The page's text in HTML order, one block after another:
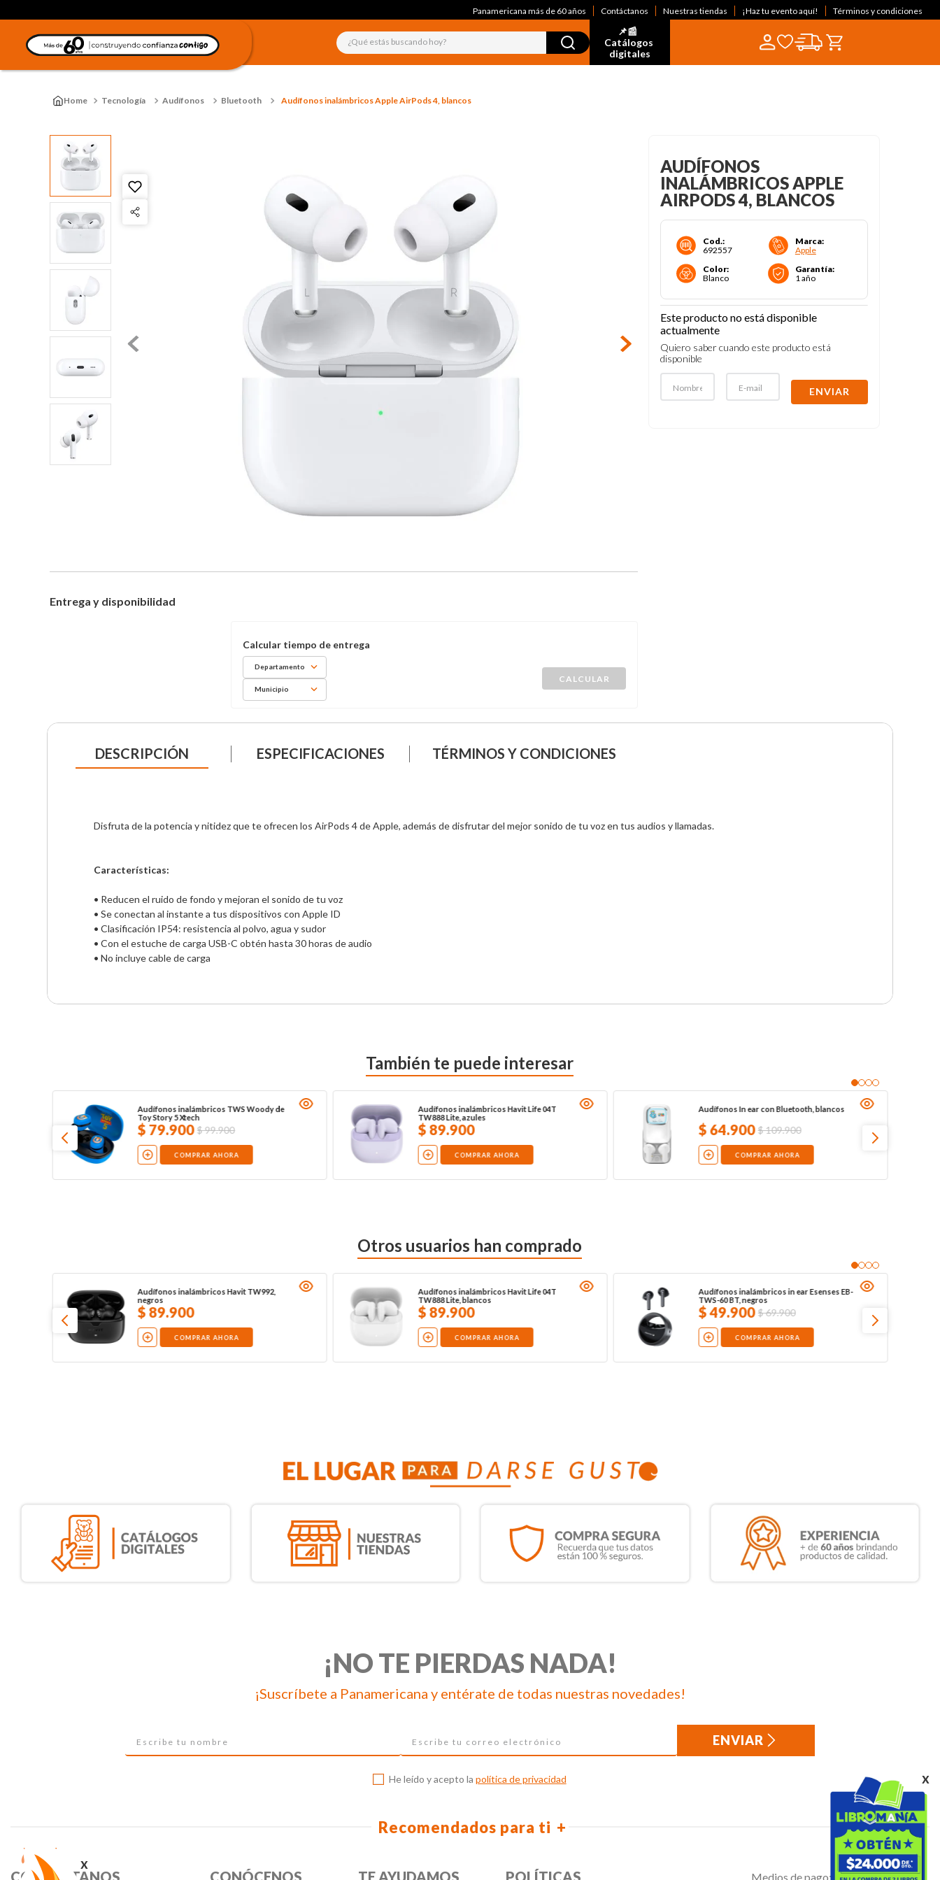
x
x
Panamericana más de 60 años Contáctanos Nuestras tiendas ¡Haz tu evento aquí! Términos y condiciones
¿Qué estás buscando hoy?
📌📰
Catálogos
digitales
Tecnología Audífonos Bluetooth Audífonos inalámbricos Apple AirPods 4, blancos
Entrega y disponibilidad
Departamento
Municipio
AUDÍFONOS
INALÁMBRICOS APPLE
AIRPODS 4, BLANCOS
Cod.:
692557
Marca:
Apple
Color:
Blanco
Garantía:
1 año
Este producto no está disponible
actualmente
Quiero saber cuando este producto está
disponible
ENVIAR
DESCRIPCIÓN ESPECIFICACIONES TÉRMINOS Y CONDICIONES
Disfruta de la potencia y nitidez que te ofrecen los AirPods 4 de Apple, además de disfrutar del mejor sonido de tu voz en tus audios y llamadas.
Características:
• Reducen el ruido de fondo y mejoran el sonido de tu voz
• Se conectan al instante a tus dispositivos con Apple ID
• Clasificación IP54: resistencia al polvo, agua y sudor
• Con el estuche de carga USB-C obtén hasta 30 horas de audio
• No incluye cable de carga
También te puede interesar
Audífonos inalámbricos TWS Woody de
Toy Story 5 Xtech
$79.900 $99.900
COMPRAR AHORA
Audífonos inalámbricos Havit Life 04T
TW888 Lite, azules
$89.900
COMPRAR AHORA
Audífonos In ear con Bluetooth, blancos
$64.900 $109.900
COMPRAR AHORA
Otros usuarios han comprado
Audífonos inalámbricos Havit TW992,
negros
$89.900
COMPRAR AHORA
Audífonos inalámbricos Havit Life 04T
TW888 Lite, blancos
$89.900
COMPRAR AHORA
Audífonos inalámbricos in ear Esenses EB-
TWS-60 BT, negros
$49.900 $69.900
COMPRAR AHORA
¡NO TE PIERDAS NADA!
¡Suscríbete a Panamericana y entérate de todas nuestras novedades!
ENVIAR
He leído y acepto la política de privacidad
Recomendados para ti
CONTÁCTANOS CONÓCENOS TE AYUDAMOS POLÍTICAS Medios de pago: